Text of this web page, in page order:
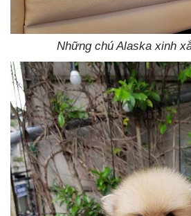
Những chú Alaska xinh